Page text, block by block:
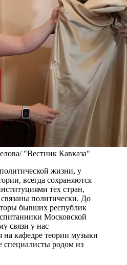
"Вестник Кавказа"
жизни, у
всегда сохраняются
тех стран,
политически. До
бывших республик
Московской
связи у нас
кафедре теории музыки
специалисты родом из